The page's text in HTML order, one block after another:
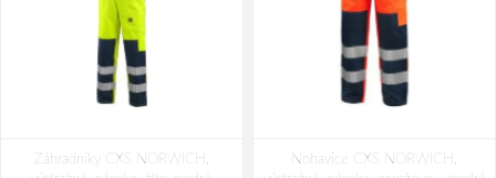
Záhradníky CXS NORWICH,
Nohavice CXS NORWICH,